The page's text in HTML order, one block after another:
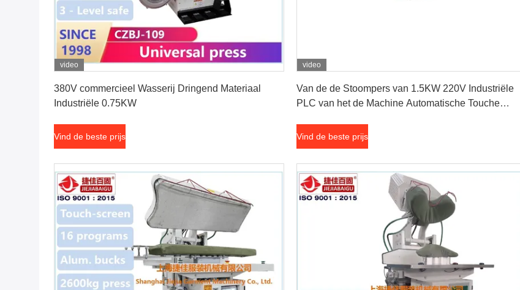
video
380V commercieel Wasserij Dringend Materiaal
Industriële 0.75KW
Vind de beste prijs
video
Van de de Stoompers van 1.5KW 220V Industriële
PLC van het de Machine Automatische Touche
Vind de beste prijs